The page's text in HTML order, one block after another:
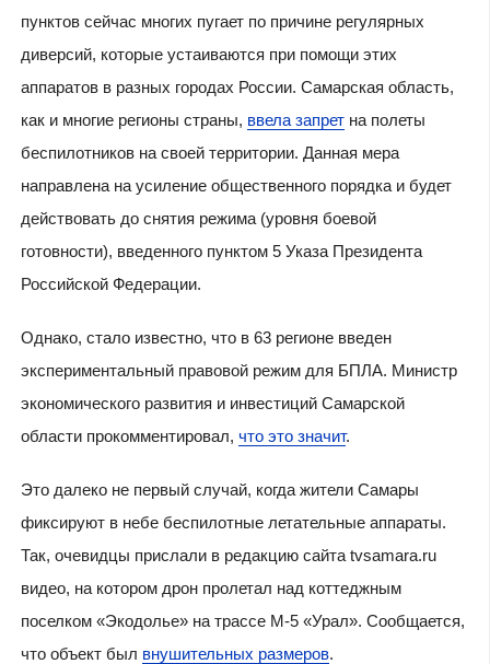
пунктов сейчас многих пугает по причине регулярных
диверсий, которые устаиваются при помощи этих
аппаратов в разных городах России. Самарская область,
как и многие регионы страны, ввела запретна полеты
беспилотников на своей территории. Данная мера
направлена на усиление общественного порядка и будет
действовать до снятия режима (уровня боевой
готовности), введенного пунктом 5 Указа Президента
Российской Федерации.
Однако, стало известно, что в 63 регионе введен
экспериментальный правовой режим для БПЛА. Министр
экономического развития и инвестиций Самарской
области прокомментировал, что это значит.
Это далеко не первый случай, когда жители Самары
фиксируют в небе беспилотные летательные аппараты.
Так, очевидцы прислали в редакцию сайта tvsamara.ru
видео, на котором дрон пролетал над коттеджным
поселком «Экодолье» на трассе М-5 «Урал». Сообщается,
что объект был внушительных размеров.